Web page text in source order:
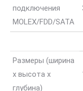
подключения
MOLEX/FDD/SATA
Размеры (ширина
x высота x
глубина)